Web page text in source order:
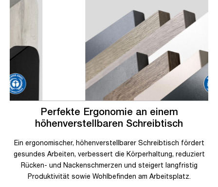
Perfekte Ergonomie an einem
höhenverstellbaren Schreibtisch
Ein ergonomischer, höhenverstellbarer Schreibtisch fördert
gesundes Arbeiten, verbessert die Körperhaltung, reduziert
Rücken- und Nackenschmerzen und steigert langfristig
Produktivität sowie Wohlbefinden am Arbeitsplatz.